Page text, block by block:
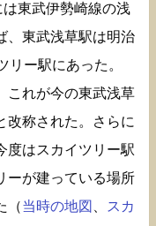
東武伊勢崎線の浅
、東武浅草駅は明治
リー駅にあった。
これが今の東武浅草
改称された。さらに
度はスカイツリー駅
ーが建っている場所
（当時の地図
スカ